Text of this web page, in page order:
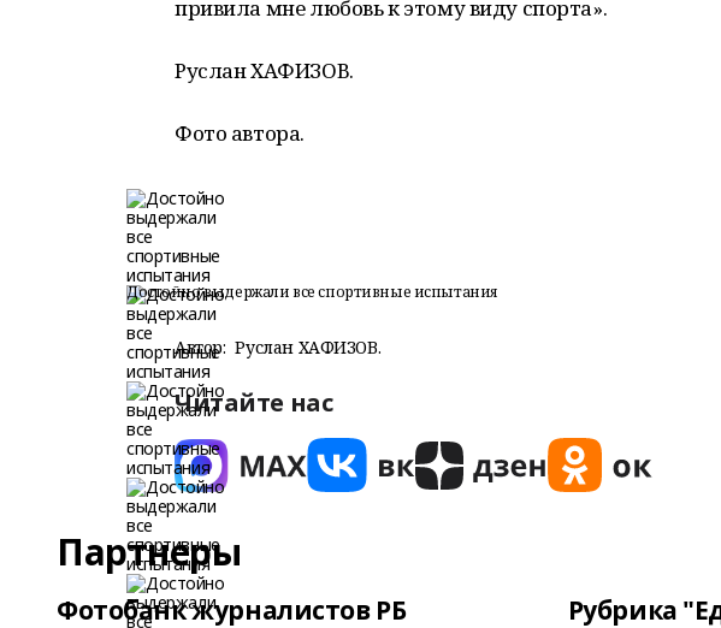
привила мне любовь к этому виду спорта».
Руслан ХАФИЗОВ.
Фото автора.
Достойно выдержали все спортивные испытания
Автор: Руслан ХАФИЗОВ.
Читайте нас
Партнеры
Фотобанк журналистов РБ Рубрика